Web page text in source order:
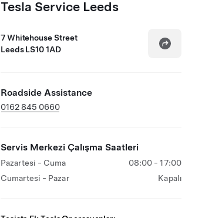
Tesla Service Leeds
7 Whitehouse Street
Leeds LS10 1AD
Roadside Assistance
0162 845 0660
Servis Merkezi Çalışma Saatleri
Pazartesi - Cuma
08:00 - 17:00
Cumartesi - Pazar
Kapalı